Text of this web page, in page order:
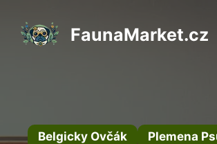
obsah
FaunaMarket.cz
Belgicky Ovčák Plemena